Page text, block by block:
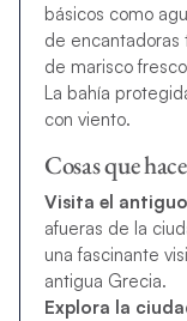
básicos como
de encantadoras
de marisco
La bahía
con viento.
Cosas que
Visita el
afueras de la
una fascinante
antigua Grecia.
Explora la